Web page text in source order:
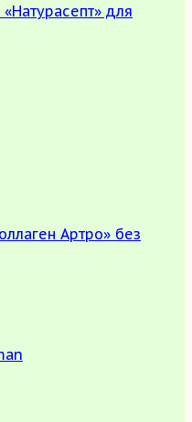
для
Артро» без